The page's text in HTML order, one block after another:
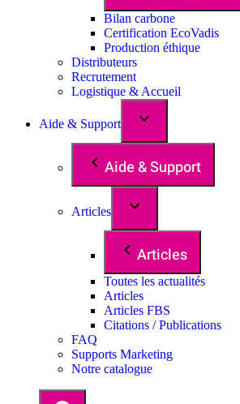
Bilan carbone
Certification EcoVadis
Production éthique
Distributeurs
Recrutement
Logistique & Accueil
Aide & Support
Aide & Support
Articles
Articles
Toutes les actualités
Articles
Articles FBS
Citations / Publications
FAQ
Supports Marketing
Notre catalogue